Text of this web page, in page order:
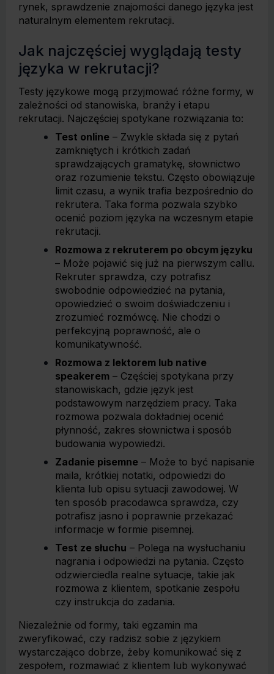
rynek, sprawdzenie znajomości danego języka jest
naturalnym elementem rekrutacji.
Jak najczęściej wyglądają testy
języka w rekrutacji?
Testy językowe mogą przyjmować różne formy, w
zależności od stanowiska, branży i etapu
rekrutacji. Najczęściej spotykane rozwiązania to:
Test online – Zwykle składa się z pytań
zamkniętych i krótkich zadań
sprawdzających gramatykę, słownictwo
oraz rozumienie tekstu. Często obowiązuje
limit czasu, a wynik trafia bezpośrednio do
rekrutera. Taka forma pozwala szybko
ocenić poziom języka na wczesnym etapie
rekrutacji.
Rozmowa z rekruterem po obcym języku
– Może pojawić się już na pierwszym callu.
Rekruter sprawdza, czy potrafisz
swobodnie odpowiedzieć na pytania,
opowiedzieć o swoim doświadczeniu i
zrozumieć rozmówcę. Nie chodzi o
perfekcyjną poprawność, ale o
komunikatywność.
Rozmowa z lektorem lub native
speakerem – Częściej spotykana przy
stanowiskach, gdzie język jest
podstawowym narzędziem pracy. Taka
rozmowa pozwala dokładniej ocenić
płynność, zakres słownictwa i sposób
budowania wypowiedzi.
Zadanie pisemne – Może to być napisanie
maila, krótkiej notatki, odpowiedzi do
klienta lub opisu sytuacji zawodowej. W
ten sposób pracodawca sprawdza, czy
potrafisz jasno i poprawnie przekazać
informacje w formie pisemnej.
Test ze słuchu – Polega na wysłuchaniu
nagrania i odpowiedzi na pytania. Często
odzwierciedla realne sytuacje, takie jak
rozmowa z klientem, spotkanie zespołu
czy instrukcja do zadania.
Niezależnie od formy, taki egzamin ma
zweryfikować, czy radzisz sobie z językiem
wystarczająco dobrze, żeby komunikować się z
zespołem, rozmawiać z klientem lub wykonywać